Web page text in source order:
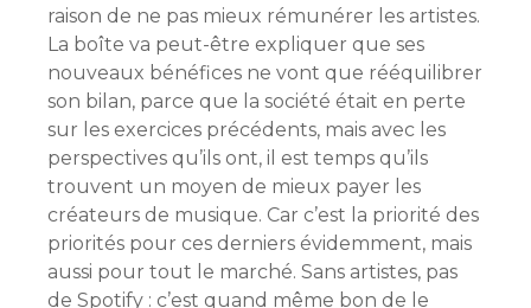
raison de ne pas mieux rémunérer les artistes.
La boîte va peut-être expliquer que ses
nouveaux bénéfices ne vont que rééquilibrer
son bilan, parce que la société était en perte
sur les exercices précédents, mais avec les
perspectives qu’ils ont, il est temps qu’ils
trouvent un moyen de mieux payer les
créateurs de musique. Car c’est la priorité des
priorités pour ces derniers évidemment, mais
aussi pour tout le marché. Sans artistes, pas
de Spotify : c’est quand même bon de le